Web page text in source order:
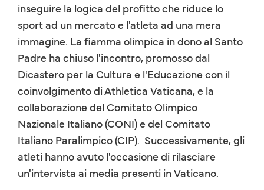
inseguire la logica del profitto che riduce lo
sport ad un mercato e l'atleta ad una mera
immagine. La fiamma olimpica in dono al Santo
Padre ha chiuso l'incontro, promosso dal
Dicastero per la Cultura e l'Educazione con il
coinvolgimento di Athletica Vaticana, e la
collaborazione del Comitato Olimpico
Nazionale Italiano (CONI) e del Comitato
Italiano Paralimpico (CIP). Successivamente, gli
atleti hanno avuto l'occasione di rilasciare
un'intervista ai media presenti in Vaticano.